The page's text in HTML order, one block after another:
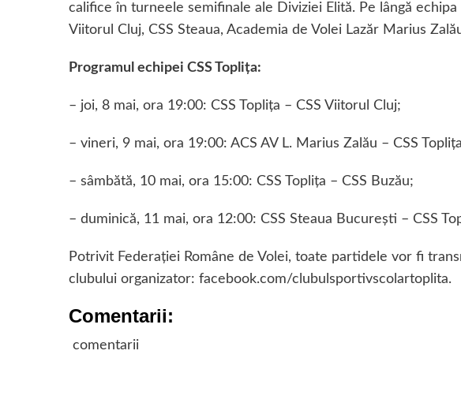
califice în turneele semifinale ale Diviziei Elită. Pe lângă echipa
Viitorul Cluj, CSS Steaua, Academia de Volei Lazăr Marius
Programul echipei CSS Topliţa:
– joi, 8 mai, ora 19:00: CSS Topliţa – CSS Viitorul Cluj;
– vineri, 9 mai, ora 19:00: ACS AV L. Marius Zalău – CSS
– sâmbătă, 10 mai, ora 15:00: CSS Topliţa – CSS Buzău;
– duminică, 11 mai, ora 12:00: CSS Steaua Bucureşti – CSS
Potrivit Federaţiei Române de Volei, toate partidele vor fi
clubului organizator: facebook.com/clubulsportivscolartoplita.
Comentarii:
comentarii